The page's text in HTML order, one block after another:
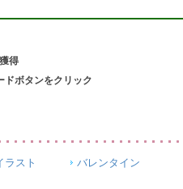
得
ドボタンをクリック
ラスト
バレンタイン